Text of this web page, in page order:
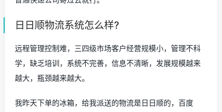
日日顺物流系统怎么样?
远程管理控制难，三四级市场客户经营规模小，管理不科
学，缺乏培训，系统不完善，信息不清晰，发展规模越来
越大，瓶颈越来越大。
我昨天下单的冰箱，给我派送的物流是日日顺的，百度